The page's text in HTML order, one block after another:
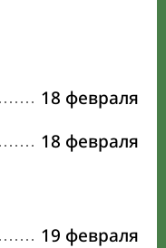
18 февраля
18 февраля
19 февраля